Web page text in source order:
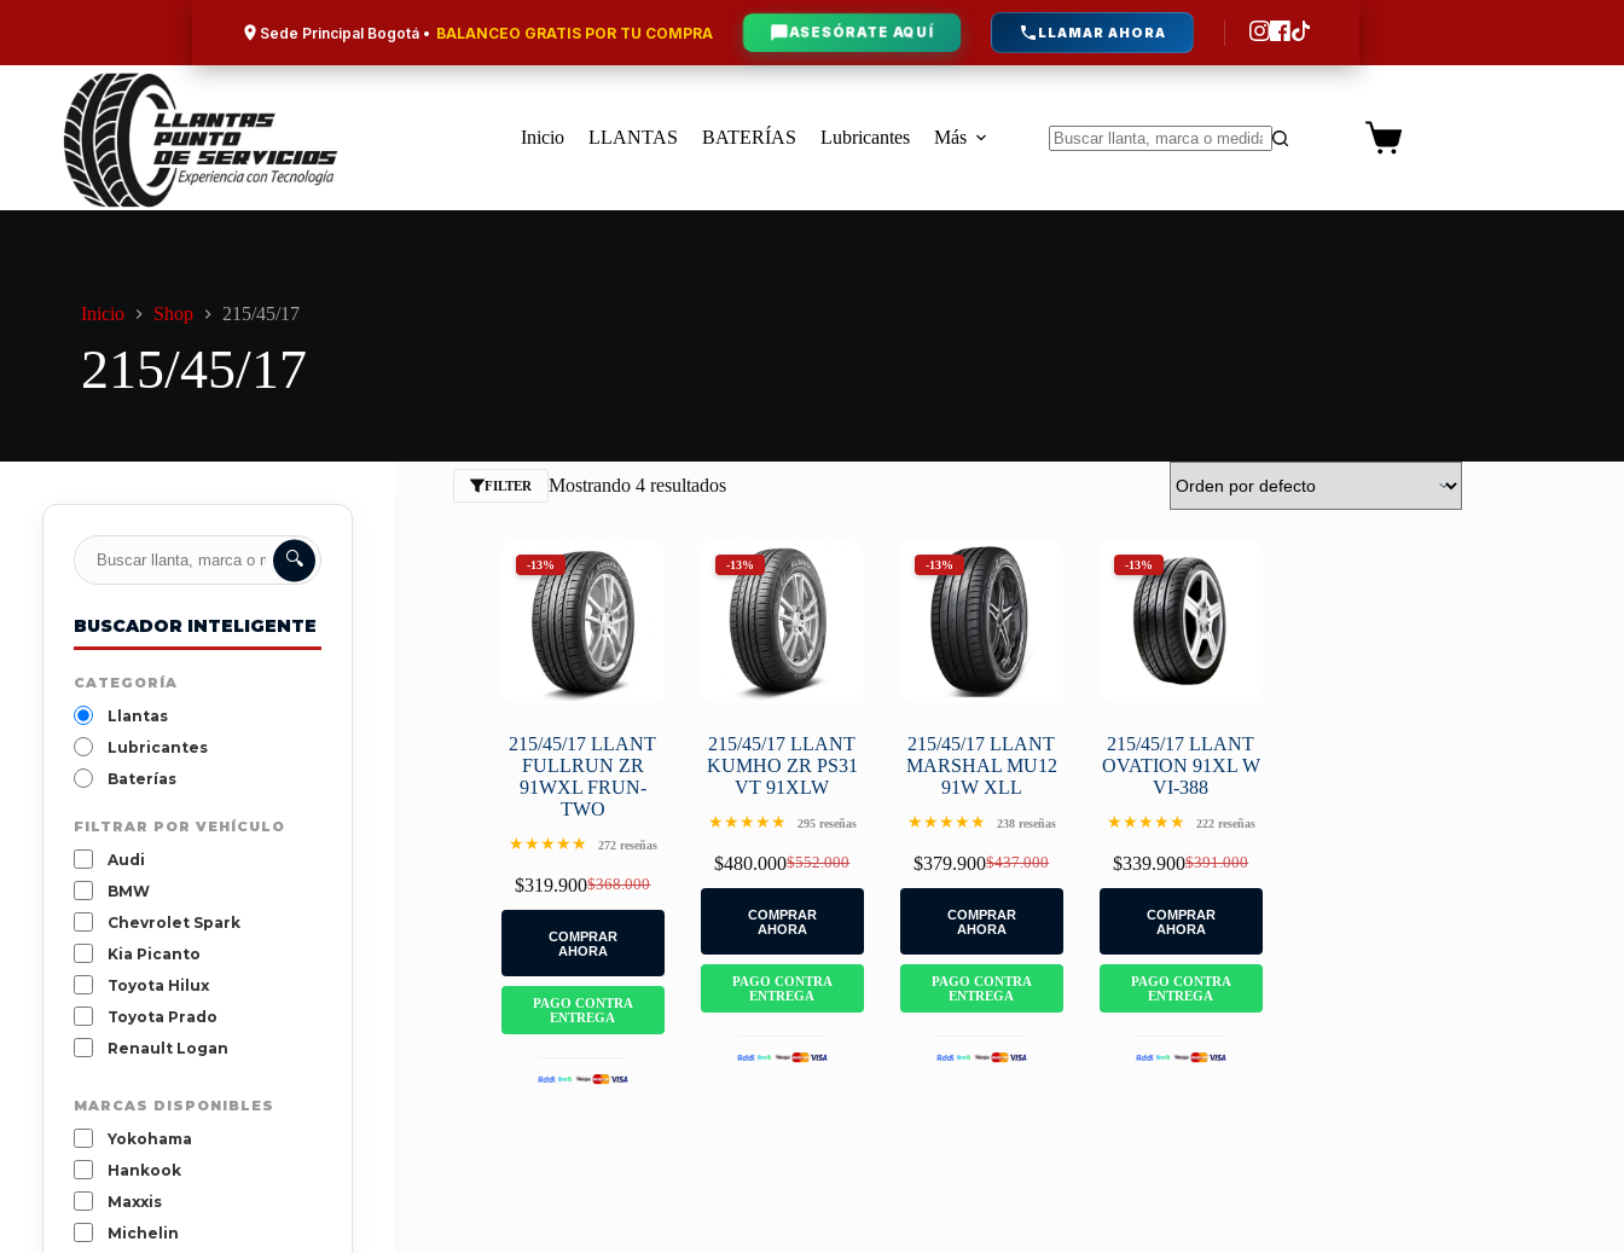
Sede Principal Bogotá • BALANCEO GRATIS POR TU COMPRA ASESÓRATE AQUÍ LLAMAR AHORA
Inicio LLANTAS BATERÍAS Lubricantes
Más
Carro
Inicio Shop 215/45/17
215/45/17
FILTER Mostrando 4 resultados
-13%
215/45/17 LLANT
FULLRUN ZR
91WXL FRUN-
TWO
★★★★★ 272 reseñas
$368.000
Original
price
was:
$368.000.
$319.900Current
price
is:
$319.900.
COMPRAR
AHORA
PAGO CONTRA
ENTREGA
-13%
215/45/17 LLANT
KUMHO ZR PS31
VT 91XLW
★★★★★ 295 reseñas
$552.000
Original
price
was:
$552.000.
$480.000Current
price
is:
$480.000.
COMPRAR
AHORA
PAGO CONTRA
ENTREGA
-13%
215/45/17 LLANT
MARSHAL MU12
91W XLL
★★★★★ 238 reseñas
$437.000
Original
price
was:
$437.000.
$379.900Current
price
is:
$379.900.
COMPRAR
AHORA
PAGO CONTRA
ENTREGA
-13%
215/45/17 LLANT
OVATION 91XL W
VI-388
★★★★★ 222 reseñas
$391.000
Original
price
was:
$391.000.
$339.900Current
price
is:
$339.900.
COMPRAR
AHORA
PAGO CONTRA
ENTREGA
🔍
BUSCADOR INTELIGENTE
CATEGORÍA
Llantas
Lubricantes
Baterías
FILTRAR POR VEHÍCULO
Audi
BMW
Chevrolet Spark
Kia Picanto
Toyota Hilux
Toyota Prado
Renault Logan
MARCAS DISPONIBLES
Yokohama
Hankook
Maxxis
Michelin